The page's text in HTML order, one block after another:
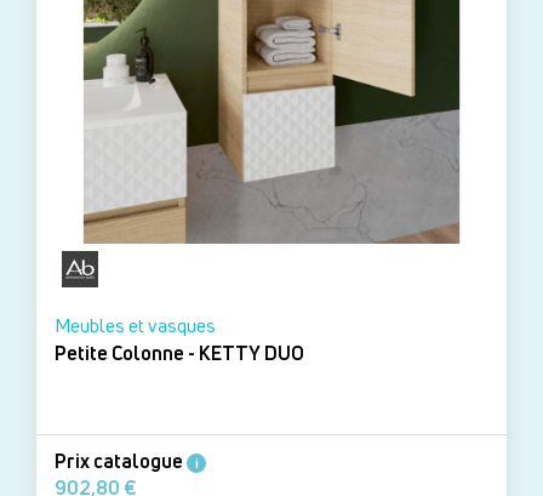
Meubles et vasques
Petite Colonne - KETTY DUO
Prix catalogue i
902,80 €